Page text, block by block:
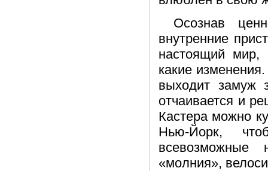
Осознав
внутренние
настоящий мир,
какие
выходит замуж
отчаивается и
Кастера можно
Нью-Йорк,
всевозможные
«молния»,